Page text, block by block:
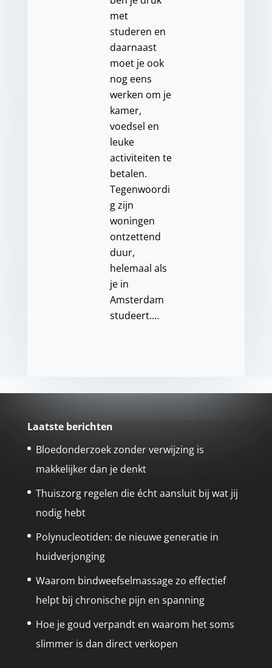
met
studeren en
daarnaast
moet je ook
nog eens
werken om je
kamer,
voedsel en
leuke
activiteiten te
betalen.
Tegenwoordi
g zijn
woningen
ontzettend
duur,
helemaal als
je in
Amsterdam
studeert.…
Laatste berichten
Bloedonderzoek zonder verwijzing is
makkelijker dan je denkt
Thuiszorg regelen die écht aansluit bij wat jij
nodig hebt
Polynucleotiden: de nieuwe generatie in
huidverjonging
Waarom bindweefselmassage zo effectief
helpt bij chronische pijn en spanning
Hoe je goud verpandt en waarom het soms
slimmer is dan direct verkopen